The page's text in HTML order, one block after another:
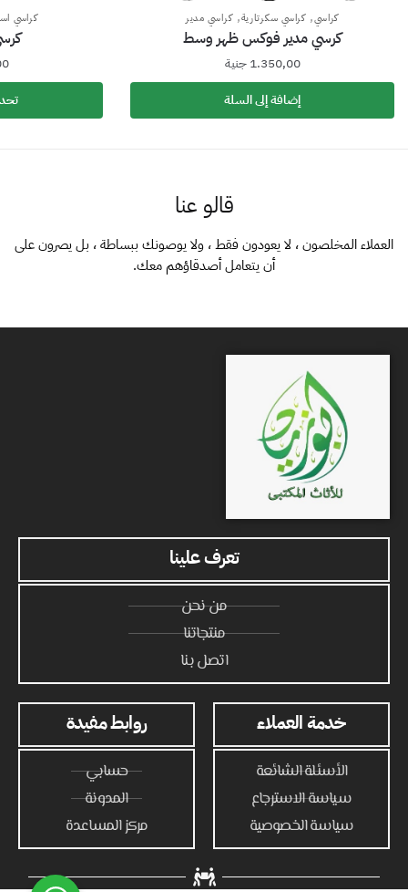
كراسي,كراسي سكرتارية,كراسي مدير
كرسي مدير فوكس ظهر وسط
1.350,00 جنية
إضافة إلى السلة
كراسي
قالو عنا
العملاء المخلصون ، لا يعودون فقط ، ولا يوصونك ببساطة ، بل يصرون على
أن يتعامل أصدقاؤهم معك.
تعرف علينا
من نحن
منتجاتنا
اتصل بنا
خدمة العملاء
الأسئلة الشائعة
سياسة الاسترجاع
سياسة الخصوصية
روابط مفيدة
حسابي
المدونة
مركز المساعدة